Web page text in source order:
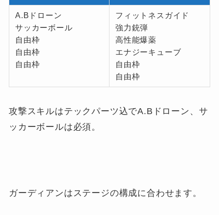
A.Bドローン
サッカーボール
自由枠
自由枠
自由枠
フィットネスガイド
強力銃弾
高性能爆薬
エナジーキューブ
自由枠
自由枠
攻撃スキルはテックパーツ込でA.Bドローン、サ
ッカーボールは必須。
ガーディアンはステージの構成に合わせます。